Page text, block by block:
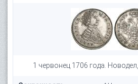
1 червонец 1706 года.